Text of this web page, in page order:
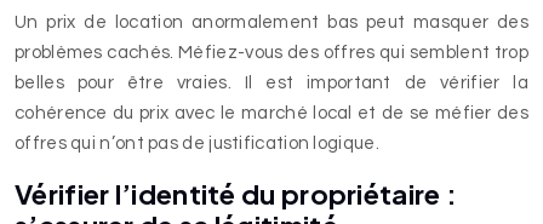
Un prix de location anormalement bas peut masquer des
problèmes cachés. Méfiez-vous des offres qui semblent trop
belles pour être vraies. Il est important de vérifier la
cohérence du prix avec le marché local et de se méfier des
offres qui n’ont pas de justification logique.
Vérifier l’identité du propriétaire :